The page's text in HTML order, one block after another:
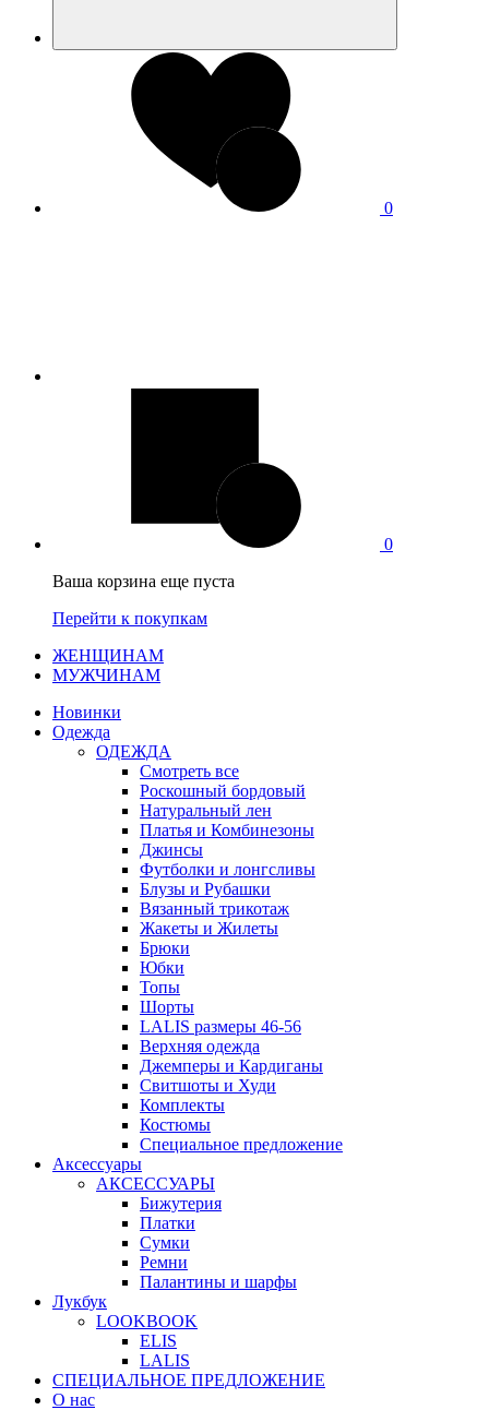
0
0
Ваша корзина еще пуста
Перейти к покупкам
ЖЕНЩИНАМ
МУЖЧИНАМ
Новинки
Одежда
ОДЕЖДА
Смотреть все
Роскошный бордовый
Натуральный лен
Платья и Комбинезоны
Джинсы
Футболки и лонгсливы
Блузы и Рубашки
Вязанный трикотаж
Жакеты и Жилеты
Брюки
Юбки
Топы
Шорты
LALIS размеры 46-56
Верхняя одежда
Джемперы и Кардиганы
Свитшоты и Худи
Комплекты
Костюмы
Специальное предложение
Аксессуары
АКСЕССУАРЫ
Бижутерия
Платки
Сумки
Ремни
Палантины и шарфы
Лукбук
LOOKBOOK
ELIS
LALIS
СПЕЦИАЛЬНОЕ ПРЕДЛОЖЕНИЕ
О нас